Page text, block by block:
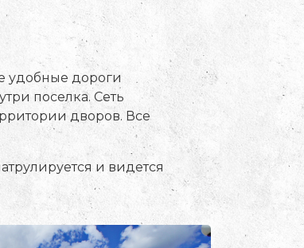
удобные дороги
поселка. Сеть
дворов. Все
и видется